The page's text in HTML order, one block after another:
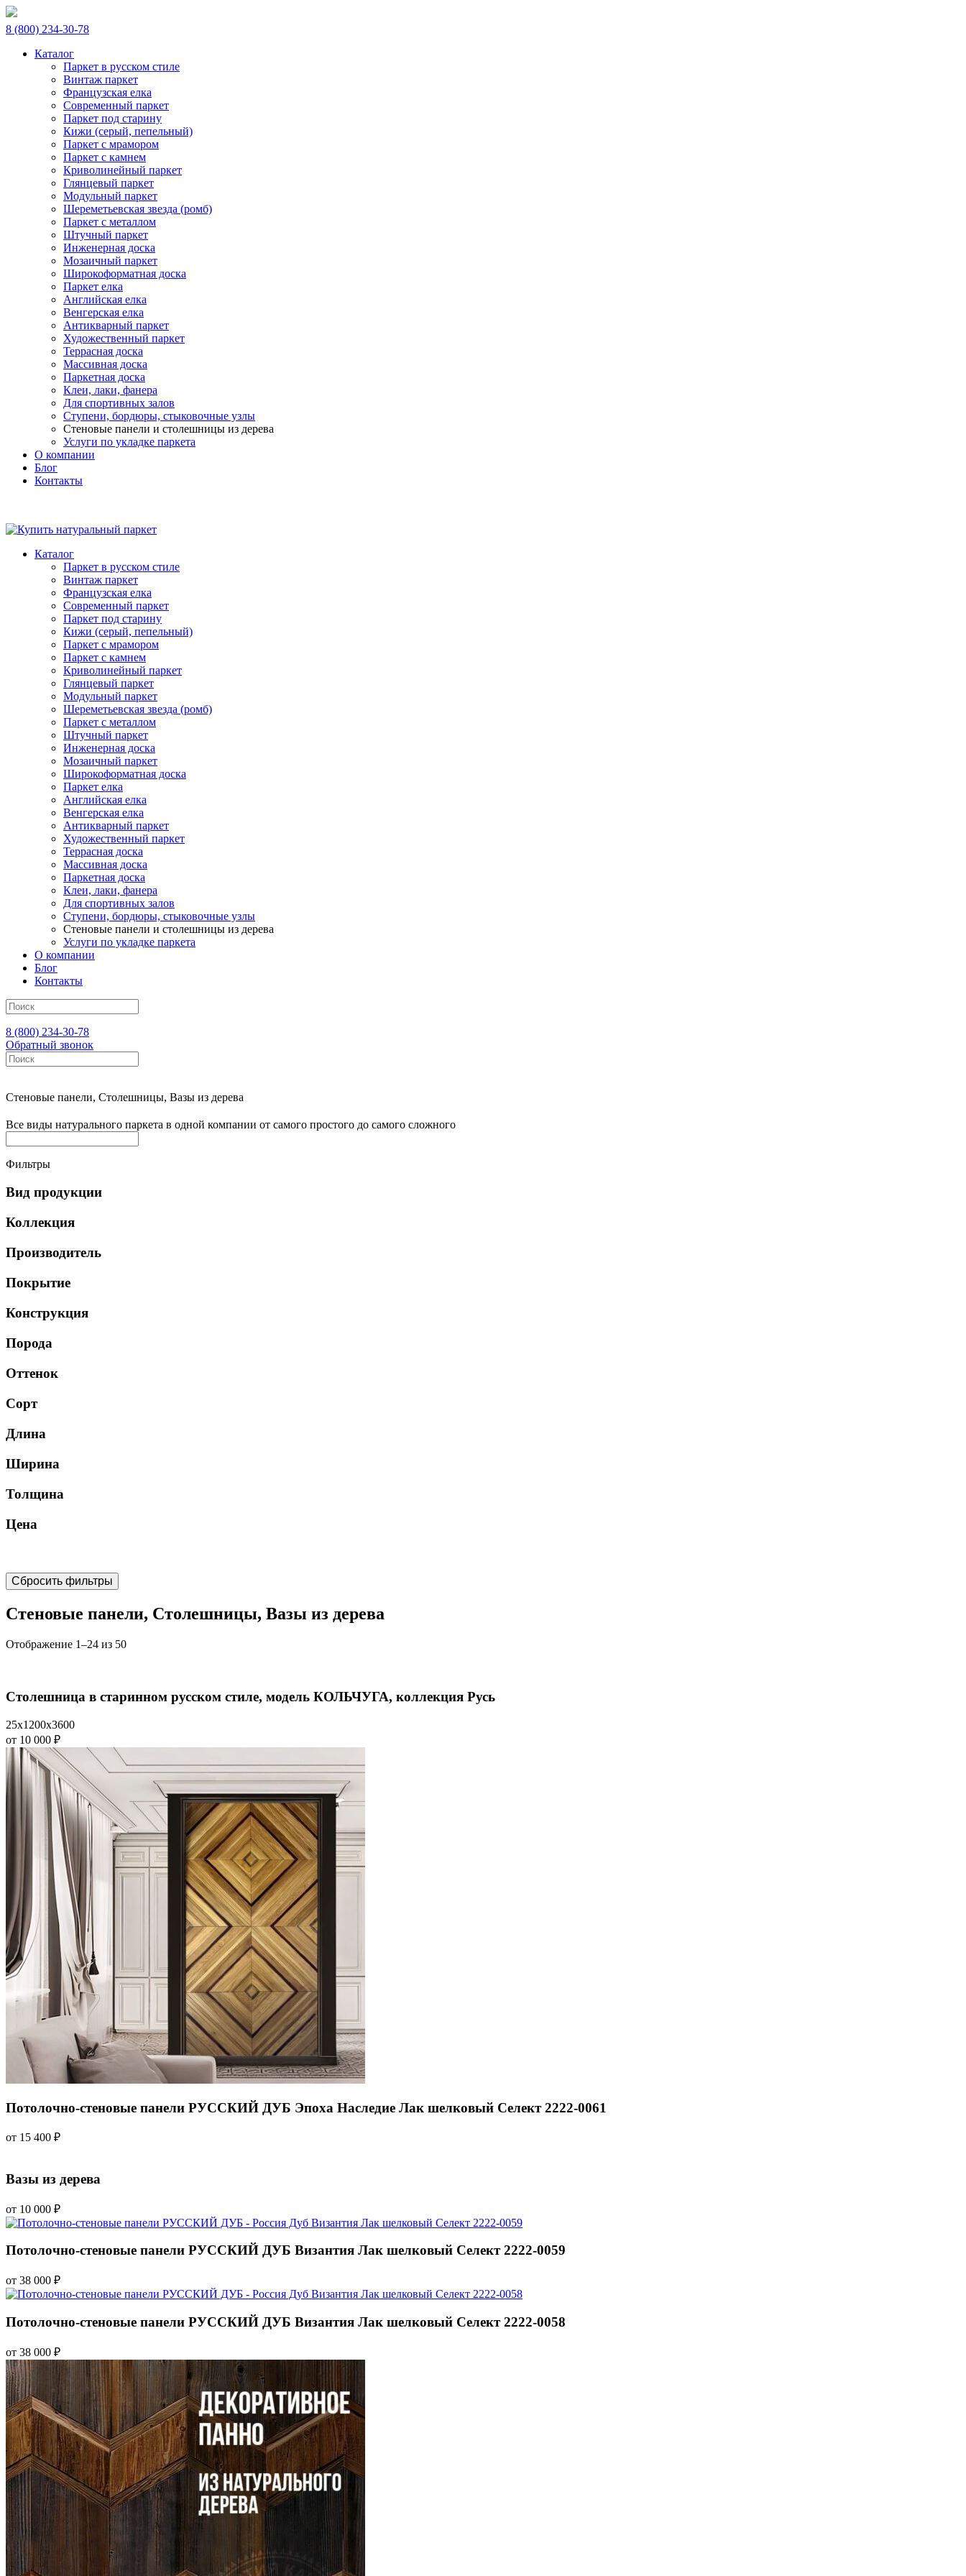
8 (800) 234-30-78
Каталог
Паркет в русском стиле
Винтаж паркет
Французская елка
Современный паркет
Паркет под старину
Кижи (серый, пепельный)
Паркет с мрамором
Паркет с камнем
Криволинейный паркет
Глянцевый паркет
Модульный паркет
Шереметьевская звезда (ромб)
Паркет с металлом
Штучный паркет
Инженерная доска
Мозаичный паркет
Широкоформатная доска
Паркет елка
Английская елка
Венгерская елка
Антикварный паркет
Художественный паркет
Террасная доска
Массивная доска
Паркетная доска
Клеи, лаки, фанера
Для спортивных залов
Ступени, бордюры, стыковочные узлы
Стеновые панели и столешницы из дерева
Услуги по укладке паркета
О компании
Блог
Контакты
Каталог
Паркет в русском стиле
Винтаж паркет
Французская елка
Современный паркет
Паркет под старину
Кижи (серый, пепельный)
Паркет с мрамором
Паркет с камнем
Криволинейный паркет
Глянцевый паркет
Модульный паркет
Шереметьевская звезда (ромб)
Паркет с металлом
Штучный паркет
Инженерная доска
Мозаичный паркет
Широкоформатная доска
Паркет елка
Английская елка
Венгерская елка
Антикварный паркет
Художественный паркет
Террасная доска
Массивная доска
Паркетная доска
Клеи, лаки, фанера
Для спортивных залов
Ступени, бордюры, стыковочные узлы
Стеновые панели и столешницы из дерева
Услуги по укладке паркета
О компании
Блог
Контакты
8 (800) 234-30-78
Обратный звонок
Стеновые панели, Столешницы, Вазы из дерева
Все виды натурального паркета в одной компании от самого простого до самого сложного
Фильтры
Вид продукции
Коллекция
Производитель
Покрытие
Конструкция
Порода
Оттенок
Сорт
Длина
Ширина
Толщина
Цена
Сбросить фильтры
Стеновые панели, Столешницы, Вазы из дерева
Отображение 1–24 из 50
Столешница в старинном русском стиле, модель КОЛЬЧУГА, коллекция Русь
25x1200x3600
от 10 000 ₽
Потолочно-стеновые панели РУССКИЙ ДУБ Эпоха Наследие Лак шелковый Селект 2222-0061
от 15 400 ₽
Вазы из дерева
от 10 000 ₽
Потолочно-стеновые панели РУССКИЙ ДУБ Византия Лак шелковый Селект 2222-0059
от 38 000 ₽
Потолочно-стеновые панели РУССКИЙ ДУБ Византия Лак шелковый Селект 2222-0058
от 38 000 ₽